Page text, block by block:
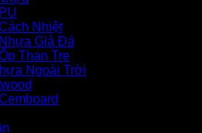
Nhiệt
Giả Đá
Than Tre
Ngoài Trời